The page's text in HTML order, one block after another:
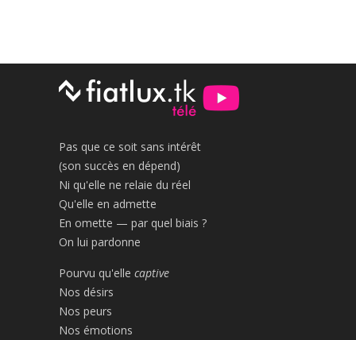
Pas que ce soit sans intérêt
(son succès en dépend)
Ni qu'elle ne relaie du réel
Qu'elle en admette
En omette — par quel biais ?
On lui pardonne
Pourvu qu'elle captive
Nos désirs
Nos peurs
Nos émotions